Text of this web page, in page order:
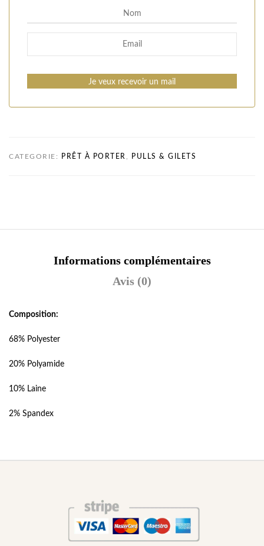
Je veux recevoir un mail
CATEGORIE: PRÊT À PORTER PULLS & GILETS
Informations complémentaires
Avis (0)
Composition:
68% Polyester
20% Polyamide
10% Laine
2% Spandex